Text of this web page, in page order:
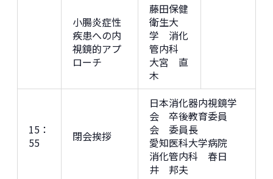
小腸炎症性
疾患への内
視鏡的アプ
ローチ
藤田保健
衛生大
学 消化
管内科
大宮 直
木
15：
55
閉会挨拶
日本消化器内視鏡学
会 卒後教育委員
会 委員長
愛知医科大学病院
消化管内科 春日
井 邦夫